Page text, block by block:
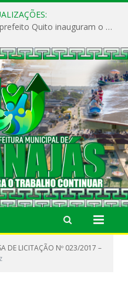
Prefeito Vivaldo Mendes e vice-prefeito Quito inauguram o CAPS e fortalecem a saúde pública em Anajás.
DE LICITAÇÃO Nº 023/2017 –